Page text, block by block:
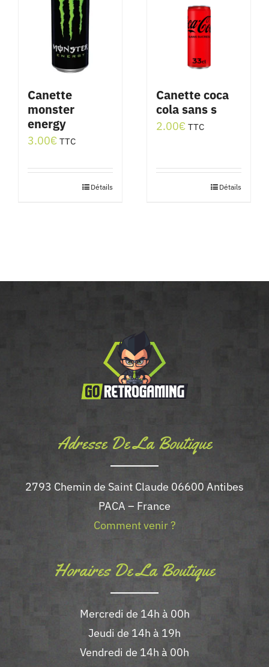
Canette
monster
energy
3.00€ TTC
Détails
Canette coca
cola sans s
2.00€ TTC
Détails
Adresse De La Boutique
2793 Chemin de Saint Claude 06600 Antibes
PACA – France
Comment venir ?
Horaires De La Boutique
Mercredi de 14h à 00h
Jeudi de 14h à 19h
Vendredi de 14h à 00h